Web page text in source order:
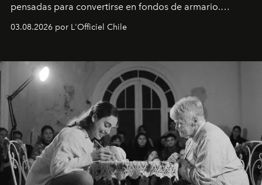
pensadas para convertirse en fondos de armario.
Disponible en Chile desde el 6 de agosto.
03.08.2026 por L'Officiel Chile